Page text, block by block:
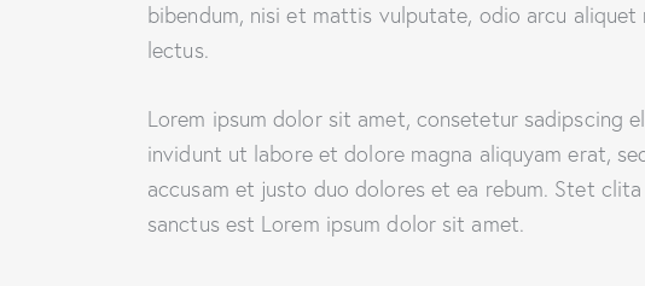
bibendum, nisi et mattis vulputate, odio arcu aliquet
lectus.
Lorem ipsum dolor sit amet, consetetur sadipscing
invidunt ut labore et dolore magna aliquyam erat,
accusam et justo duo dolores et ea rebum. Stet
sanctus est Lorem ipsum dolor sit amet.